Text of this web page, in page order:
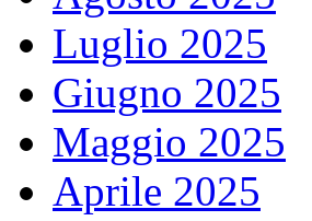
Luglio 2025
Giugno 2025
Maggio 2025
Aprile 2025